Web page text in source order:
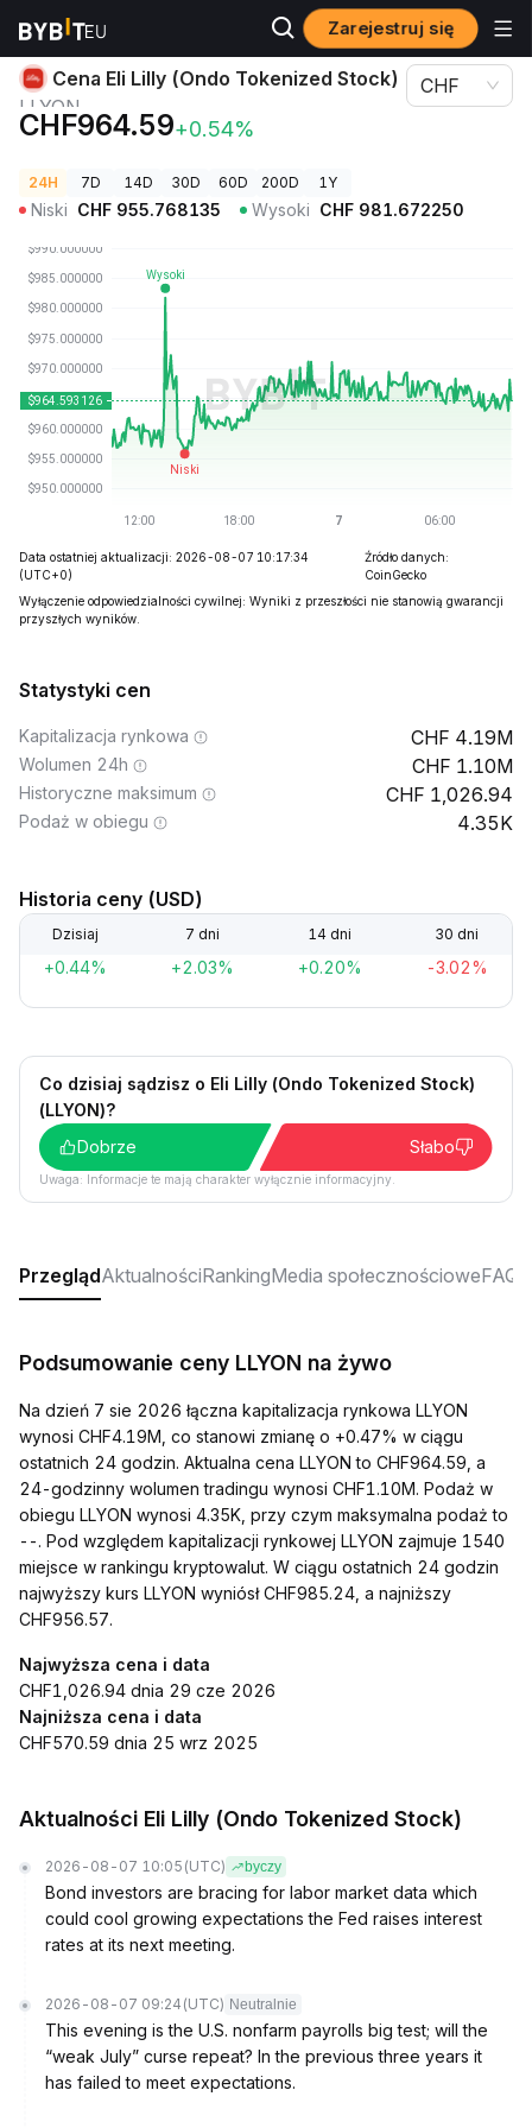
Zarejestruj się
Ceny kryptowalut Cena Eli Lilly (Ondo Tokenized Stock) LLYON
Cena Eli Lilly (Ondo Tokenized Stock)
LLYON
CHF964.59+0.54%
CHF
24H 7D 14D 30D 60D 200D 1Y
Niski CHF 955.768135 Wysoki CHF 981.672250
Data ostatniej aktualizacji: 2026-08-07 10:17:34
(UTC+0)
Źródło danych:
CoinGecko
Wyłączenie odpowiedzialności cywilnej: Wyniki z przeszłości nie stanowią gwarancji
przyszłych wyników.
Statystyki cen
Kapitalizacja rynkowa 4.19M
Wolumen 24h 1.10M
Historyczne maksimum 1,026.94
Podaż w obiegu 4.35K
Historia ceny (USD)
Dzisiaj 7 dni 14 dni 30 dni
+0.44% +2.03% +0.20% -3.02%
Co dzisiaj sądzisz o Eli Lilly (Ondo Tokenized Stock)
(LLYON)?
Dobrze
Słabo
Uwaga: Informacje te mają charakter wyłącznie informacyjny.
PrzeglądAktualnościRankingMedia społecznościoweFAQ
Podsumowanie ceny LLYON na żywo
Na dzień 7 sie 2026 łączna kapitalizacja rynkowa LLYON
wynosi CHF4.19M, co stanowi zmianę o +0.47% w ciągu
ostatnich 24 godzin. Aktualna cena LLYON to CHF964.59, a
24-godzinny wolumen tradingu wynosi CHF1.10M. Podaż w
obiegu LLYON wynosi 4.35K, przy czym maksymalna podaż to
--. Pod względem kapitalizacji rynkowej LLYON zajmuje 1540
miejsce w rankingu kryptowalut. W ciągu ostatnich 24 godzin
najwyższy kurs LLYON wyniósł CHF985.24, a najniższy
CHF956.57.
Najwyższa cena i data
CHF1,026.94 dnia 29 cze 2026
Najniższa cena i data
CHF570.59 dnia 25 wrz 2025
Aktualności Eli Lilly (Ondo Tokenized Stock)
2026-08-07 10:05 (UTC) byczy
Bond investors are bracing for labor market data which
could cool growing expectations the Fed raises interest
rates at its next meeting.
2026-08-07 09:24 (UTC) Neutralnie
This evening is the U.S. nonfarm payrolls big test; will the
“weak July” curse repeat? In the previous three years it
has failed to meet expectations.